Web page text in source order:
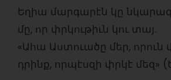
Եղիա մարգարէն կը
մը, որ փրկութիւն կու տայ.
«Ահա Աստուածը մեր, որուն
դրինք, որպէսզի փրկէ մեզ»